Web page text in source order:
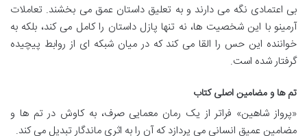
بی اعتمادی نگه می دارند و به تعلیق داستان عمق می بخشند. تعاملات
آرمینو با این شخصیت ها، نه تنها پازل داستان را کامل می کند، بلکه به
خواننده این حس را القا می کند که در میان شبکه ای از روابط پیچیده
گرفتار شده است.
تم ها و مضامین اصلی کتاب
«پرواز شاهین» فراتر از یک رمان معمایی صرف، به کاوش در تم ها و
مضامین عمیق انسانی می پردازد که آن را به اثری ماندگار تبدیل می کند.